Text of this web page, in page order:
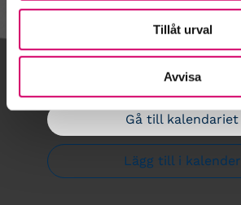
Tillåt urval
Avvisa
Kalendarium
Gå till kalendariet
Lägg till i kalender